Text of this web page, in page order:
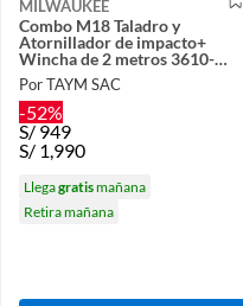
MILWAUKEE
Combo M18 Taladro y
Atornillador de impacto+
Wincha de 2 metros 3610-
259-2
Por TAYM SAC
-52%
S/ 949
S/ 1,990
Llegagratismañana
Retira mañana